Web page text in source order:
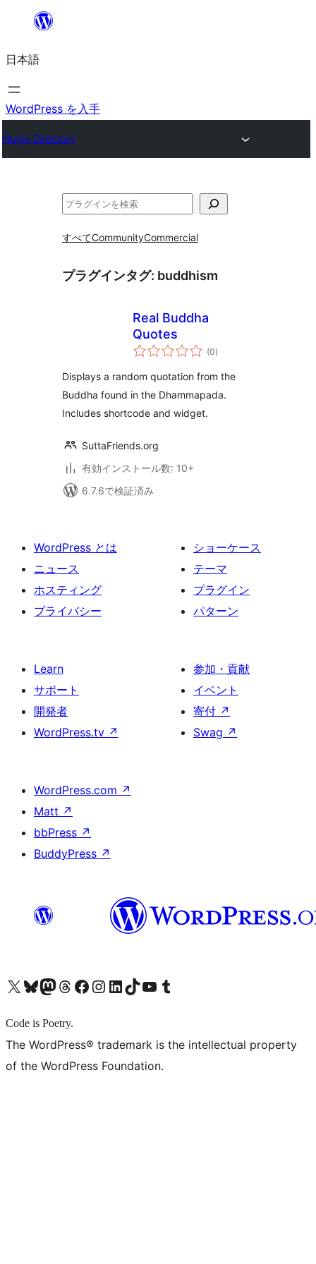
を
ス
キ
プ
日本語
WordPress を入手
Plugin Directory
検
すべてCommunityCommercial
プラグインタグ: buddhism
Real Buddha
Quotes
(0個
の
価
)
Displays a random quotation from the
Buddha found in the Dhammapada.
Includes shortcode and widget.
SuttaFriends.org
有効インストール数: 10+
6.7.6で検証済み
WordPress とは
ニュース
ホスティング
プライバシー
ショーケース
テーマ
プラグイン
パターン
Learn
サポート
開発者
WordPress.tv ↗
参加・貢献
イベント
寄付 ↗
Swag ↗
WordPress.com ↗
Matt ↗
bbPress ↗
BuddyPress ↗
X (旧 Twitter) アカウントへBluesky アカウントへMastodon アカウントへThreads アカウントへ Facebook ページへInstagram アカウントへ LinkedIn アカウントへTikTok アカウントへYouTube チャンネルへ Tumblr アカウントへ
Code is Poetry.
The WordPress® trademark is the intellectual property
of the WordPress Foundation.